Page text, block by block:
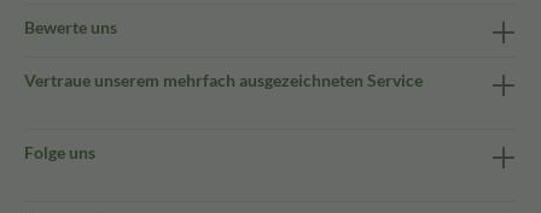
Bewerte uns
Vertraue unserem mehrfach ausgezeichneten Service
Folge uns